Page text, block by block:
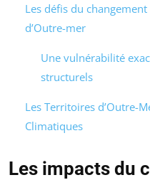
Les défis du
d’Outre-mer
Une vulnérabilité
structurels
Les Territoires d’Outre-
Climatiques
Les impacts du